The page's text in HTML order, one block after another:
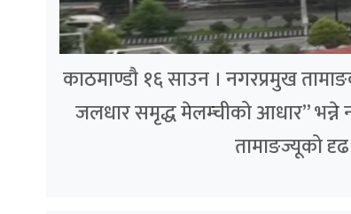
काठमाण्डौ १६ साउन । नगरप्रमुख
जलधार समृद्ध मेलम्चीको आधार” भन्ने
तामाङज्यूको